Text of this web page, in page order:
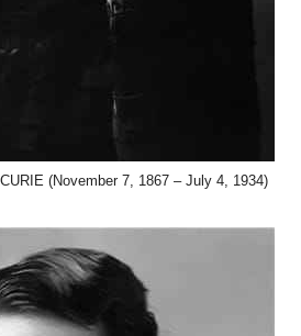
(November 7, 1867 – July 4, 1934)